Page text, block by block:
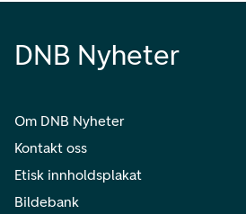
DNB Nyheter
Om DNB Nyheter
Kontakt oss
Etisk innholdsplakat
Bildebank